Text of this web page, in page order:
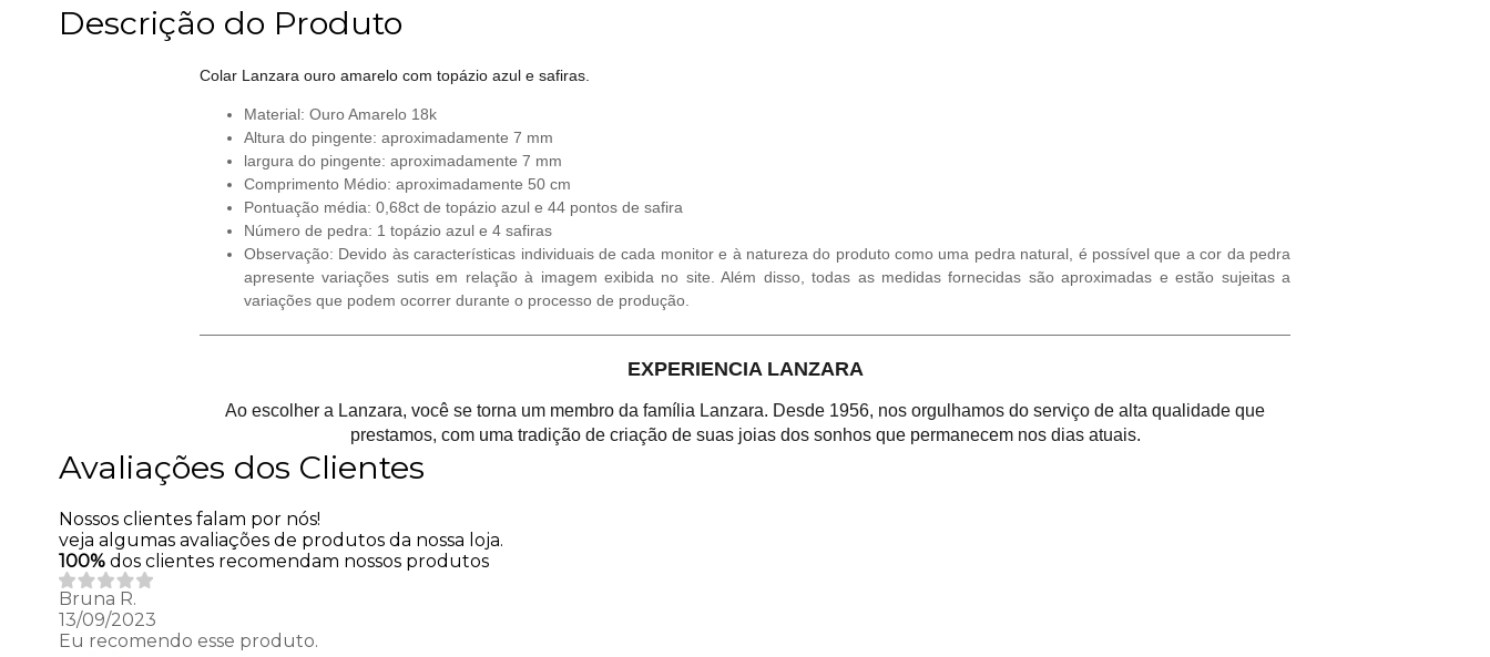
Descrição do Produto
Colar Lanzara ouro amarelo com topázio azul e safiras.
Material: Ouro Amarelo 18k
Altura do pingente: aproximadamente 7 mm
largura do pingente: aproximadamente 7 mm
Comprimento Médio: aproximadamente 50 cm
Pontuação média: 0,68ct de topázio azul e 44 pontos de safira
Número de pedra: 1 topázio azul e 4 safiras
Observação: Devido às características individuais de cada monitor e à natureza do produto como uma pedra natural, é possível que a cor da pedra
apresente variações sutis em relação à imagem exibida no site. Além disso, todas as medidas fornecidas são aproximadas e estão sujeitas a
variações que podem ocorrer durante o processo de produção.
EXPERIENCIA LANZARA
Ao escolher a Lanzara, você se torna um membro da família Lanzara. Desde 1956, nos orgulhamos do serviço de alta qualidade que
prestamos, com uma tradição de criação de suas joias dos sonhos que permanecem nos dias atuais.
Avaliações dos Clientes
Nossos clientes falam por nós!
veja algumas avaliações de produtos da nossa loja.
100% dos clientes recomendam nossos produtos
Bruna R.
13/09/2023
Eu recomendo esse produto.